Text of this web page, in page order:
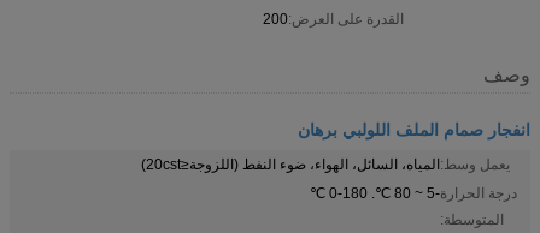
القدرة على العرض:200
وصف
انفجار صمام الملف اللولبي برهان
يعمل وسط:المياه، السائل، الهواء، ضوء النفط (اللزوجة≤20cst)
درجة الحرارة
المتوسطة:
-5 ~ 80 ℃. 0-180 ℃